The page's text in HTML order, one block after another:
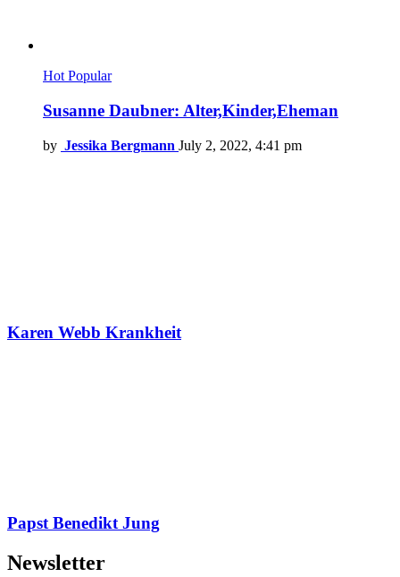
HotPopular
Susanne Daubner: Alter,Kinder,Eheman
by Jessika Bergmann July 2, 2022, 4:41 pm
Karen Webb Krankheit
Papst Benedikt Jung
Newsletter